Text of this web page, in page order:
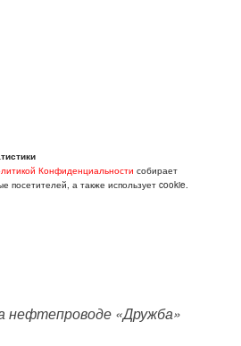
нефтепроводе «Дружба»
Конфиденциальности собирает
посетителей, а также использует cookie.